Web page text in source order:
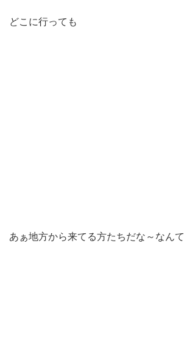
どこに行っても
あぁ地方から来てる方たちだな～なんて